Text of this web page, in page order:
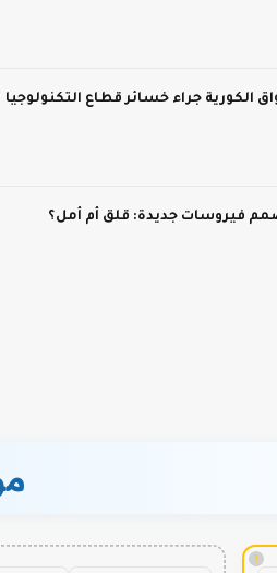
الكورية جراء خسائر قطاع التكنولوجيا
فيروسات جديدة: قلق أم أمل؟
!